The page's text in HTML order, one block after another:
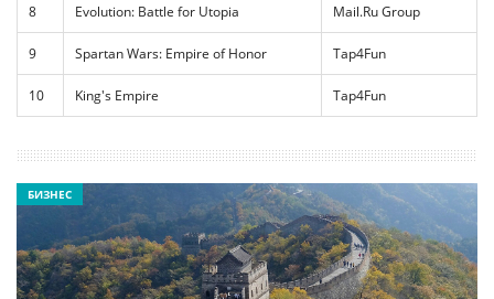
8 Evolution: Battle for Utopia Mail.Ru Group
9 Spartan Wars: Empire of Honor Tap4Fun
10 King's Empire Tap4Fun
БИЗНЕС